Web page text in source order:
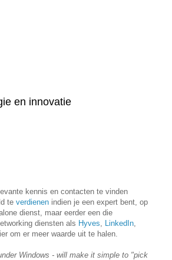
en innovatie
kennis en contacten te vinden
te verdienen indien je een expert bent, op
dienst, maar eerder een die
diensten als Hyves LinkedIn
om er meer waarde uit te halen.
Windows - will make it simple to "pick